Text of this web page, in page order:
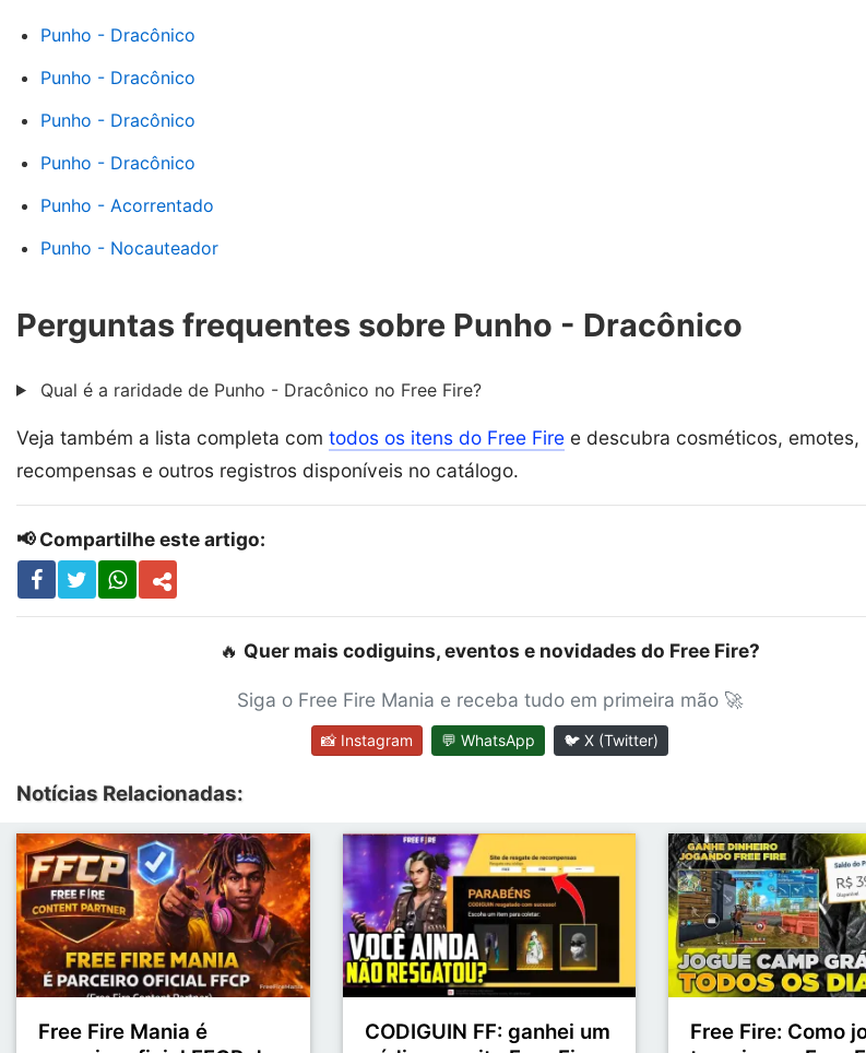
Punho - Dracônico
Punho - Dracônico
Punho - Dracônico
Punho - Dracônico
Punho - Acorrentado
Punho - Nocauteador
Perguntas frequentes sobre Punho - Dracônico
Qual é a raridade de Punho - Dracônico no Free Fire?
Veja também a lista completa com todos os itens do Free Fire e descubra cosméticos, emotes,
recompensas e outros registros disponíveis no catálogo.
📢 Compartilhe este artigo:
🔥 Quer mais codiguins, eventos e novidades do Free Fire?
Siga o Free Fire Mania e receba tudo em primeira mão 🚀
📸 Instagram 💬 WhatsApp 🐦 X (Twitter)
Notícias Relacionadas:
Free Fire Mania é
CODIGUIN FF: ganhei um
Free Fire: Como